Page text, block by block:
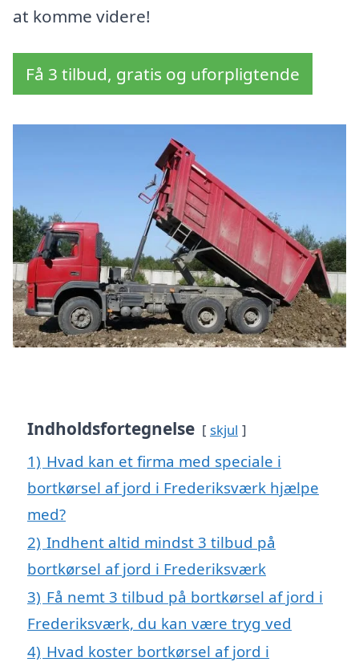
at komme videre!
Få 3 tilbud, gratis og uforpligtende
Indholdsfortegnelse skjul
1) Hvad kan et firma med speciale i
bortkørsel af jord i Frederiksværk hjælpe
med?
2) Indhent altid mindst 3 tilbud på
bortkørsel af jord i Frederiksværk
3) Få nemt 3 tilbud på bortkørsel af jord i
Frederiksværk, du kan være tryg ved
4) Hvad koster bortkørsel af jord i